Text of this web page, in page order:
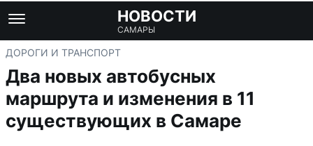
НОВОСТИ
САМАРЫ
ДОРОГИ И ТРАНСПОРТ
Два новых автобусных
маршрута и изменения в 11
существующих в Самаре